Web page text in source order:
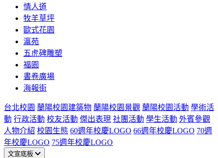
情人道
牧羊草坪
歐式花園
瀛苑
五虎碑雕塑
福園
書卷廣場
海報街
台北校園 蘭陽校園建築物 蘭陽校園景觀 蘭陽校園活動 學術活
動 行政活動 校友活動 傑出表現 社團活動 學生活動 外賓參觀
人物介紹 校園生態 60週年校慶LOGO 66週年校慶LOGO 70週
年校慶LOGO 75週年校慶LOGO
文宣底板